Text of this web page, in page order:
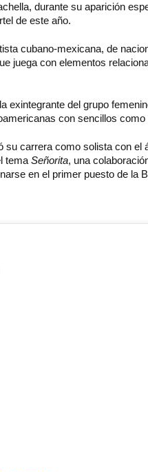
durante su aparición
de este año.
cubano-mexicana, de
juega con elementos
exintegrante del grupo
con sencillos como
su carrera como solista con el
tema Señorita, una
en el primer puesto de la